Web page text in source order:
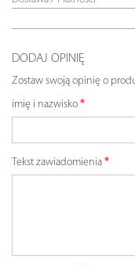
DODAJ OPINIĘ
Zostaw swoją opinię o
imię i nazwisko
Tekst zawiadomienia